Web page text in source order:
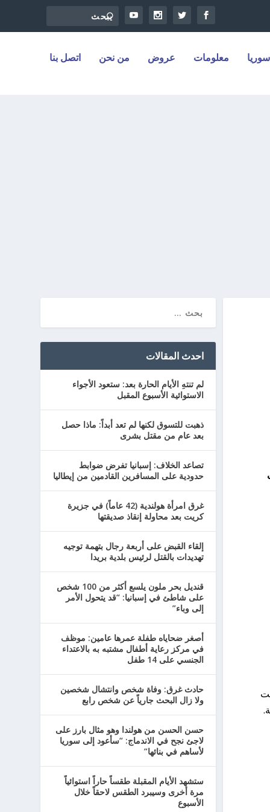
معلومات عروض من نحن اتصل بنا
احدث المقالات
لم تنتهِ الأيام الحارة بعد: ستعود الأجواء
الاستوائية الأسبوع المقبل
ذهبت للتسوق لكنها لم تعد أبداً: ماذا حصل
بعد عام من مقتل بشرى
تصاعد الخلاف: إسبانيا تفرض ضوابط
حدودية على المسافرين القادمين من إيطاليا
غرق امرأة هولندية (42 عاماً) في جزيرة
كريت بعد محاولة إنقاذ صديقتها
إلقاء القبض على أربعة رجال بتهمة توجيه
تهديدات بالقتل لرئيس بلدية بريدا
قنديل بحر ملون يلسع أكثر من 100 شخص
على شاطئ في إسبانيا: “قد يتحول الأمر
إلى وباء”
أصغر ضحاياه طفلة عمرها عامين: موظف
في مركز رعاية أطفال مشتبه به بالاعتداء
الجنسي على 14 طفل
حادث غرق: وفاة شخص وانتشال شخصين
ولا زال البحث جارياً عن شخص رابع
حسن الحسن من هولندا وهو مثال بارز على
لاجئ نجح في الاندماج: “سأعود إلى سوريا
لأساهم في بنائها”
ستشهد الأيام المقبلة طقساً حاراً استوائياً
مرة أخرى وسيبرد الطقس لاحقاً خلال
الأسبوع